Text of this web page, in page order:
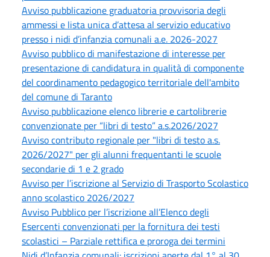
Avviso pubblicazione graduatoria provvisoria degli
ammessi e lista unica d’attesa al servizio educativo
presso i nidi d’infanzia comunali a.e. 2026-2027
Avviso pubblico di manifestazione di interesse per
presentazione di candidatura in qualità di componente
del coordinamento pedagogico territoriale dell'ambito
del comune di Taranto
Avviso pubblicazione elenco librerie e cartolibrerie
convenzionate per “libri di testo” a.s.2026/2027
Avviso contributo regionale per "libri di testo a.s.
2026/2027" per gli alunni frequentanti le scuole
secondarie di 1 e 2 grado
Avviso per l’iscrizione al Servizio di Trasporto Scolastico
anno scolastico 2026/2027
Avviso Pubblico per l’iscrizione all’Elenco degli
Esercenti convenzionati per la fornitura dei testi
scolastici – Parziale rettifica e proroga dei termini